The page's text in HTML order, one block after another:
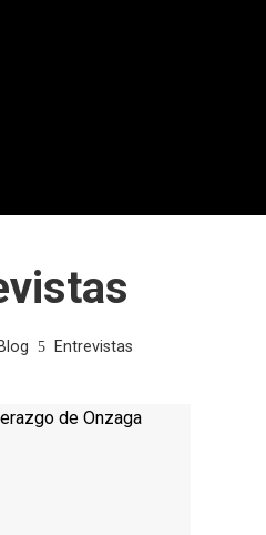
Blog Entrevistas